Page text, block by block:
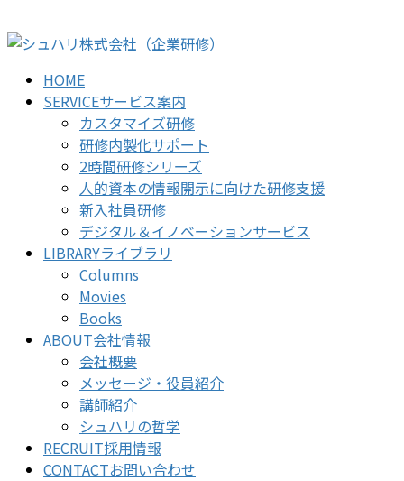
ン
ビ
HOME
SERVICEサービス案内
カスタマイズ研修
研修内製化サポート
2時間研修シリーズ
人的資本の情報開示に向けた研修支援
新入社員研修
デジタル＆イノベーションサービス
LIBRARYライブラリ
Columns
Movies
Books
ABOUT会社情報
会社概要
メッセージ・役員紹介
講師紹介
シュハリの哲学
RECRUIT採用情報
CONTACTお問い合わせ